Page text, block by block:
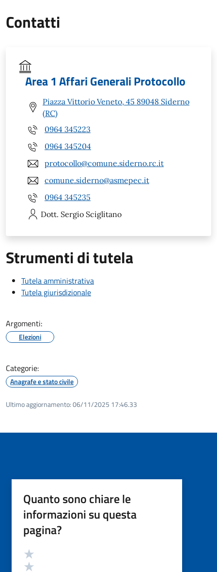
Contatti
Area 1 Affari Generali Protocollo
Piazza Vittorio Veneto, 45 89048 Siderno
(RC)
0964 345223
0964 345204
protocollo@comune.siderno.rc.it
comune.siderno@asmepec.it
0964 345235
Dott. Sergio Sciglitano
Strumenti di tutela
Tutela amministrativa
Tutela giurisdizionale
Argomenti:
Elezioni
Categorie:
Anagrafe e stato civile
Ultimo aggiornamento:06/11/2025 17:46.33
Quanto sono chiare le
informazioni su questa
pagina?
Valutazione